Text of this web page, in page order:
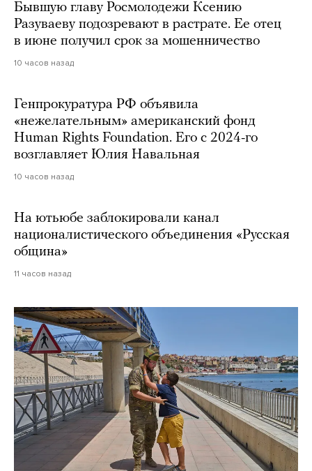
Бывшую главу Росмолодежи Ксению
Разуваеву подозревают в растрате. Ее отец
в июне получил срок за мошенничество
10 часов назад
Генпрокуратура РФ объявила
«нежелательным» американский фонд
Human Rights Foundation. Его с 2024-го
возглавляет Юлия Навальная
10 часов назад
На ютьюбе заблокировали канал
националистического объединения «Русская
община»
11 часов назад